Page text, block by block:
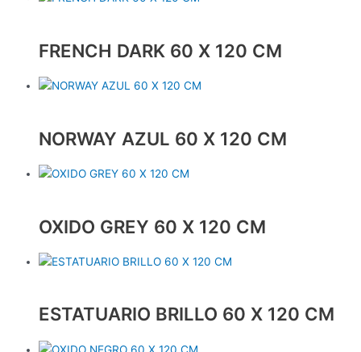
FRENCH DARK 60 X 120 CM
NORWAY AZUL 60 X 120 CM
OXIDO GREY 60 X 120 CM
ESTATUARIO BRILLO 60 X 120 CM